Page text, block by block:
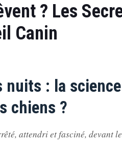
? Les
Canin
nuits : la
chiens ?
attendri et fasciné, devant